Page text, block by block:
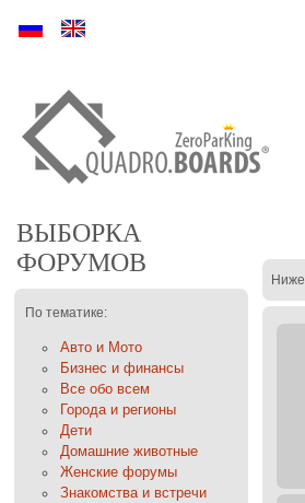
Ру En
ВЫБОРКА
ФОРУМОВ
По тематике:
Авто и Мото
Бизнес и финансы
Все обо всем
Города и регионы
Дети
Домашние животные
Женские форумы
Знакомства и встречи